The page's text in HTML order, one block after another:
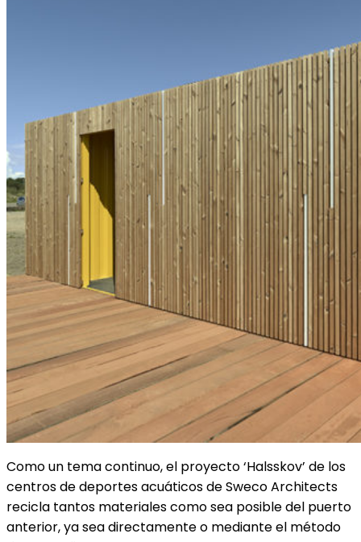
Como un tema continuo, el proyecto ‘Halsskov’ de los
centros de deportes acuáticos de Sweco Architects
recicla tantos materiales como sea posible del puerto
anterior, ya sea directamente o mediante el método